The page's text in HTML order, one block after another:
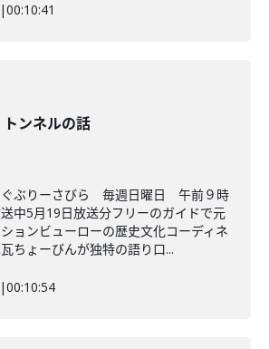
|00:10:41
トンネルの話
ぐぶりーさびら 毎週日曜日 午前９時
中5月19日放送分フリーのガイドで元
ョンビューローの歴史文化コーディネ
ちょーびんが独特の語り口...
|00:10:54